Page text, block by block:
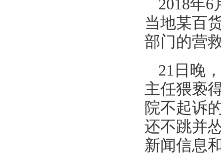
2018年
当地某百
部门的营
21日晚
主任猥亵
院不起诉
还不跳并
新闻信息